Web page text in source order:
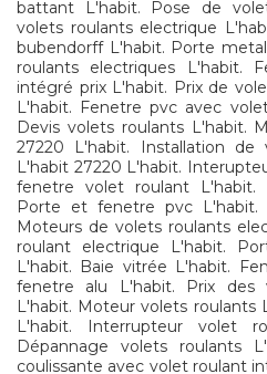
battant L'habit. Pose de
volets roulants electrique
bubendorff L'habit. Porte
roulants electriques L'habit.
intégré prix L'habit. Prix de
L'habit. Fenetre pvc avec
Devis volets roulants L'habit.
27220 L'habit. Installation de
L'habit 27220 L'habit.
fenetre volet roulant L'habit.
Porte et fenetre pvc L'habit.
Moteurs de volets roulants
roulant electrique L'habit.
L'habit. Baie vitrée L'habit.
fenetre alu L'habit. Prix des
L'habit. Moteur volets roulants
L'habit. Interrupteur volet
Dépannage volets roulants
coulissante avec volet roulant